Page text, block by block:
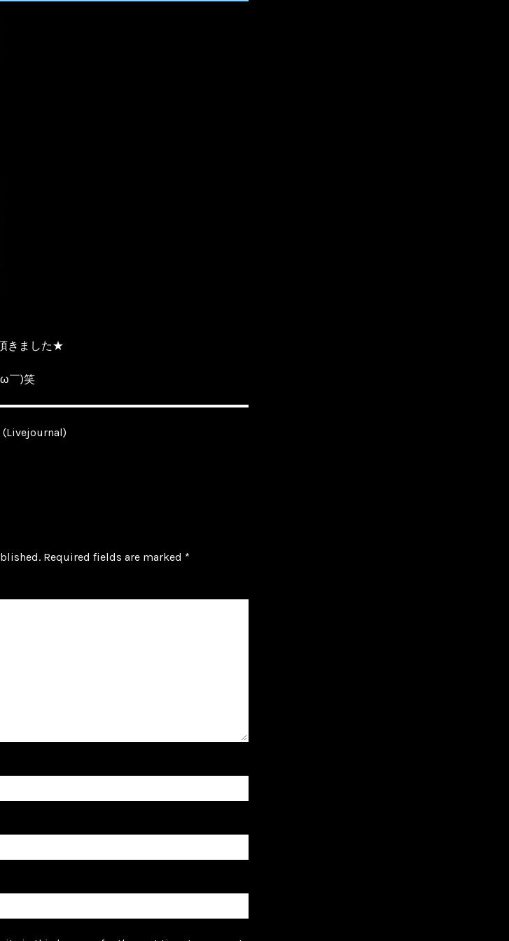
きました★
ω￣)笑
(Livejournal)
Required fields are marked *